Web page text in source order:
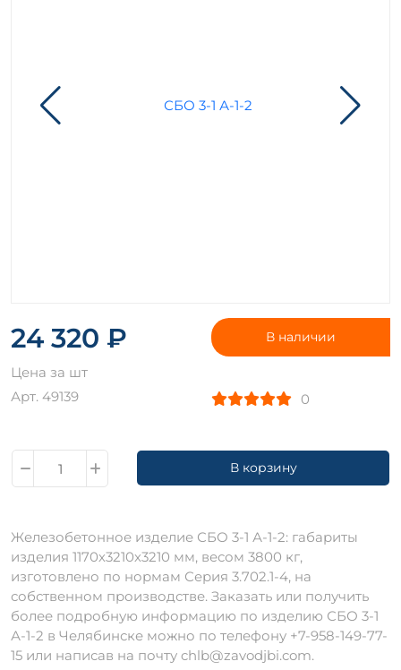
24 320 ₽
Цена за шт
Арт. 49139
В наличии
0
В корзину
Железобетонное изделие СБО 3-1 А-1-2: габариты
изделия 1170х3210х3210 мм, весом 3800 кг,
изготовлено по нормам Серия 3.702.1-4, на
собственном производстве. Заказать или получить
более подробную информацию по изделию СБО 3-1
А-1-2 в Челябинске можно по телефону +7-958-149-77-
15 или написав на почту chlb@zavodjbi.com.